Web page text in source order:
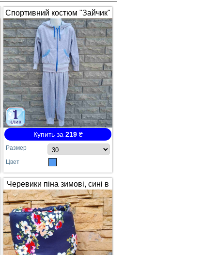
Спортивний костюм "Зайчик"
з вушками, сірий з синім 1672
(арт.326)
Купить за 219₴
Размер
Цвет
Черевики піна зимові, сині в
квітах